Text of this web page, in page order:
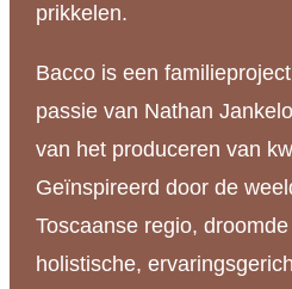
prikkelen.
Bacco is een
passie van Nathan
van het produceren van
Geïnspireerd door de
Toscaanse regio,
holistische,